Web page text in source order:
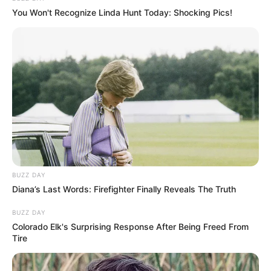
Οι ομάδες υποστήριξης των συγκεκριμένων
την επίλυση τέτοιων σφαλμάτων στους
διακομιστές, προκειμένου να επαναφέρουν
σταδιακά την πρόσβαση. Η διακοπή
λειτουργίας τέτοιας κλίμακας προκαλεί
μεγάλες καθυστερήσεις στην καθημερινότητα
επαγγελματιών και ιδιωτών που βασίζονται σε
αυτά τα δίκτυα, γεγονός που κάνει την άμεση
χρήστες αναμένουν την ομαλοποίηση της
σύνδεσης.
You Won't Recognize Linda Hunt Today: Shocking Pics!
BUZZ DAY
Diana’s Last Words: Firefighter Finally Reveals The Truth
BUZZ DAY
Colorado Elk's Surprising Response After Being Freed From
Tire